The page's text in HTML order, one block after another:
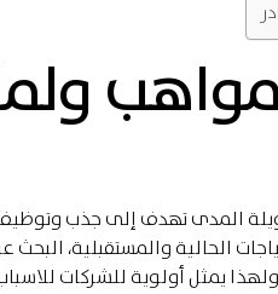
المدى تهدف إلى جذب وتوظيف
الحالية والمستقبلية،
يمثل أولوية للشركات للاسباب